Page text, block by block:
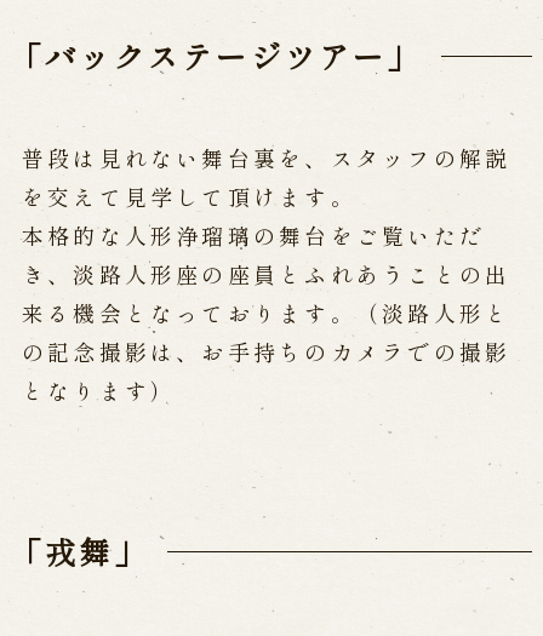
History
Awaji Island and the Myth of the
Birth of the Nation
History of Awaji Ningyo Joruri
Awaji Ningyo Joruri's original
performance
Awaji Ningyo Joruri (Puppet
Theater) Spreading
Traditional Performing Arts in
Minami-Awaji City
Usage Info
Opening Dates and Admission
Indoor Introduction
Contact Us
FAQ
「バックステージツアー」
普段は見れない舞台裏を、スタッフの解説
を交えて見学して頂けます。
本格的な人形浄瑠璃の舞台をご覧いただ
き、淡路人形座の座員とふれあうことの出
来る機会となっております。（淡路人形と
の記念撮影は、お手持ちのカメラでの撮影
となります）
「戎舞」